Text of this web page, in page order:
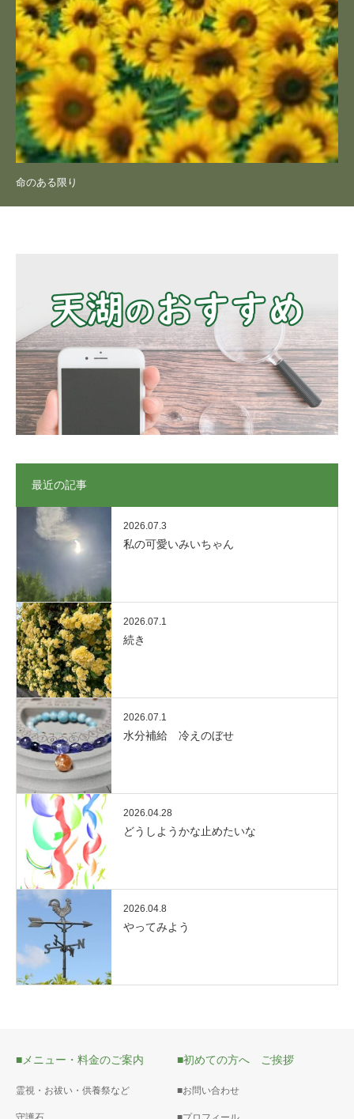
命のある限り
最近の記事
2026.07.3
私の可愛いみいちゃん
2026.07.1
続き
2026.07.1
水分補給 冷えのぼせ
2026.04.28
どうしようかな止めたいな
2026.04.8
やってみよう
■メニュー・料金のご案内
霊視・お祓い・供養祭など
■初めての方へ ご挨拶
■お問い合わせ